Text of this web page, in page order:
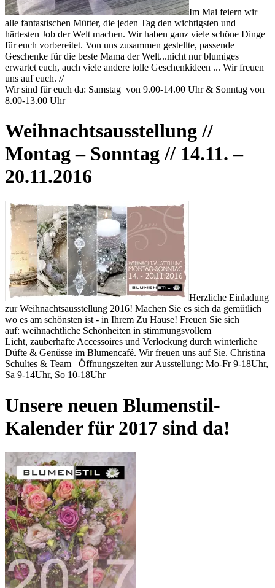
Im Mai feiern wir
alle fantastischen Mütter, die jeden Tag den wichtigsten und
härtesten Job der Welt machen. Wir haben ganz viele schöne Dinge
für euch vorbereitet. Von uns zusammen gestellte, passende
Geschenke für die beste Mama der Welt...nicht nur blumiges
erwartet euch, auch viele andere tolle Geschenkideen ... Wir freuen
uns auf euch. //
Wir sind für euch da: Samstag von 9.00-14.00 Uhr & Sonntag von
8.00-13.00 Uhr
Weihnachtsausstellung //
Montag – Sonntag // 14.11. –
20.11.2016
Herzliche Einladung
zur Weihnachtsausstellung 2016! Machen Sie es sich da gemütlich
wo es am schönsten ist - in Ihrem Zu Hause! Freuen Sie sich
auf: weihnachtliche Schönheiten in stimmungsvollem
Licht, zauberhafte Accessoires und Verlockung durch winterliche
Düfte & Genüsse im Blumencafé. Wir freuen uns auf Sie. Christina
Schultes & Team Öffnungszeiten zur Ausstellung: Mo-Fr 9-18Uhr,
Sa 9-14Uhr, So 10-18Uhr
Unsere neuen Blumenstil-
Kalender für 2017 sind da!